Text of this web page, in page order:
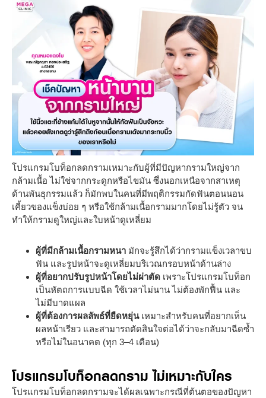
โปรแกรมโบท็อกลดกรามเหมาะกับผู้ที่มีปัญหากรามใหญ่จาก
กล้ามเนื้อ ไม่ใช่จากกระดูกหรือไขมัน ซึ่งนอกเหนือจากสาเหตุ
ด้านพันธุกรรมแล้ว ก็มักพบในคนที่มีพฤติกรรมกัดฟันตอนนอน
เคี้ยวของแข็งบ่อย ๆ หรือใช้กล้ามเนื้อกรามมากโดยไม่รู้ตัว จน
ทำให้กรามดูใหญ่และใบหน้าดูเหลี่ยม
ผู้ที่มีกล้ามเนื้อกรามหนา มักจะรู้สึกได้ว่ากรามแข็งเวลาขบ
ฟัน และรูปหน้าจะดูเหลี่ยมบริเวณกรอบหน้าด้านล่าง
ผู้ที่อยากปรับรูปหน้าโดยไม่ผ่าตัด เพราะโปรแกรมโบท็อก
เป็นหัตถการแบบฉีด ใช้เวลาไม่นาน ไม่ต้องพักฟื้น และ
ไม่มีบาดแผล
ผู้ที่ต้องการผลลัพธ์ที่ยืดหยุ่นเหมาะสำหรับคนที่อยากเห็น
ผลหน้าเรียว และสามารถตัดสินใจต่อได้ว่าจะกลับมาฉีดซ้ำ
หรือไม่ในอนาคต (ทุก 3–4 เดือน)
โปรแกรมโบท็อกลดกราม ไม่เหมาะกับใคร
โปรแกรมโบท็อกลดกรามจะได้ผลเฉพาะกรณีที่ต้นตอของปัญหา